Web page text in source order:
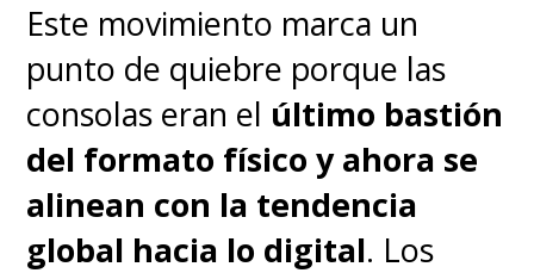
Este movimiento marca un
punto de quiebre porque las
consolas eran el último bastión
del formato físico y ahora se
alinean con la tendencia
global hacia lo digital. Los